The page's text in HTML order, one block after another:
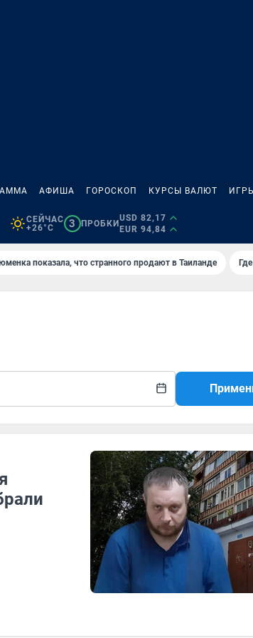
АФИША ГОРОСКОП КУРСЫ ВАЛЮТ
СЕЙЧАС
+26°C
3 ПРОБКИ
USD 82,17
EUR 94,84
показала, что странного продают в Таиланде